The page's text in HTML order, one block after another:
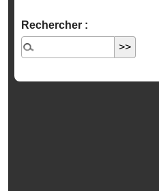
Rechercher :